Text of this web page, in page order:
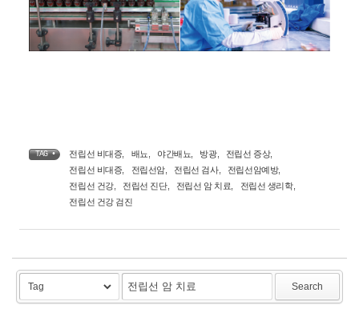
TAG • 전립선 비대증 배뇨 야간배뇨 방광, 전립선 증상,
전립선 비대증
전립선암, 전립선 검사, 전립선암예방,
전립선 건강, 전립선 진단, 전립선 암 치료 전립선 생리학,
전립선 건강 검진
Search